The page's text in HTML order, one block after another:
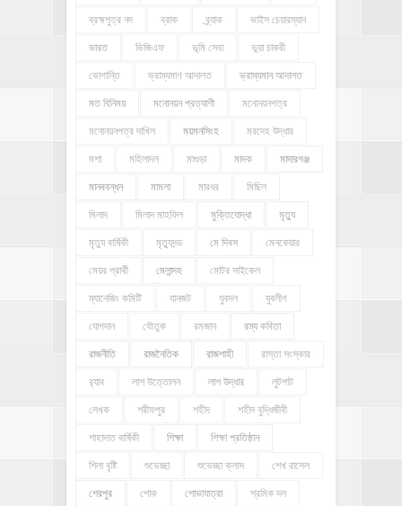
ব্রহ্মপুত্র নদ ব্রাক ব্র্যাক ভাইস চেয়ারম্যান
ভারত ভিজিএফ ভূমি সেবা ভূয়া চাকরী
ভোগান্তি ভ্রাম্যমাণ আদালত ভ্রাম্যমান আদালত
মত বিনিময় মনোনয়ন প্রত্যাশী মনোনয়নপত্র
মনোনয়নপত্র দাখিল ময়মনসিংহ মরদেহ উদ্ধার
মশা মহিলাদল মাগুড়া মাদক মাদারগঞ্জ
মানববন্ধন মামলা মারধর মিছিল
মিলাদ মিলাদ মাহফিল মুক্তিযোদ্ধা মৃত্যু
মৃত্যু বার্ষিকী মৃত্যুদন্ড মে দিবস মেনকেয়ার
মেয়র প্রার্থী মেলান্দহ মোটর সাইকেল
ম্যানেজিং কমিটি যানজট যুবদল যুবলীগ
যোগদান যৌতুক রমজান রম্য কবিতা
রাজনীতি রাজনৈতিক রাজশাহী রাস্তা সংস্কার
র‍্যাব লাশ উত্তোলন লাশ উদ্ধার লুটপাট
লেখক শরীফপুর শহীদ শহীদ বুদ্ধিজীবী
শাহাদাত বার্ষিকী শিক্ষা শিক্ষা প্রতিষ্ঠান
শিলা বৃষ্টি শুভেচ্ছা শুভেচ্ছা ক্লাস শেখ রাসেল
শেরপুর শোক শোভাযাত্রা শ্রমিক দল